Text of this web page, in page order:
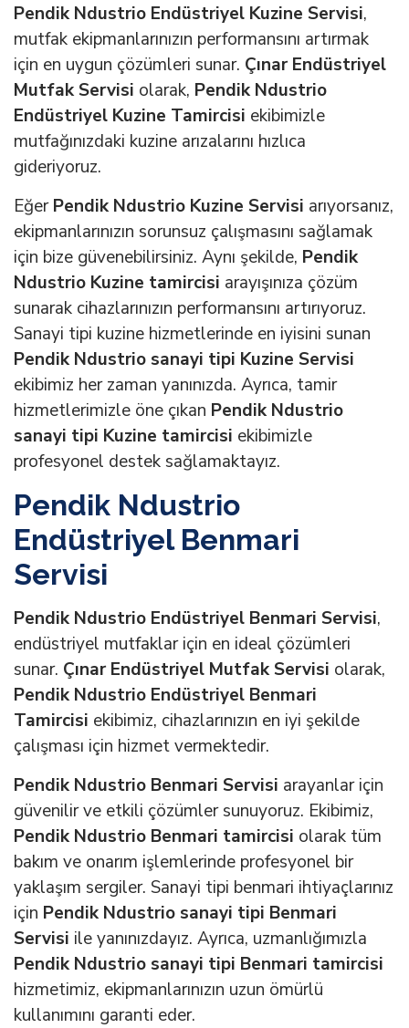
Pendik Ndustrio Endüstriyel Kuzine Servisi,
mutfak ekipmanlarınızın performansını artırmak
için en uygun çözümleri sunar. Çınar Endüstriyel
Mutfak Servisi olarak, Pendik Ndustrio
Endüstriyel Kuzine Tamircisi ekibimizle
mutfağınızdaki kuzine arızalarını hızlıca
gideriyoruz.
EğerPendik Ndustrio Kuzine Servisi arıyorsanız,
ekipmanlarınızın sorunsuz çalışmasını sağlamak
için bize güvenebilirsiniz. Aynı şekilde, Pendik
Ndustrio Kuzine tamircisi arayışınıza çözüm
sunarak cihazlarınızın performansını artırıyoruz.
Sanayi tipi kuzine hizmetlerinde en iyisini sunan
Pendik Ndustrio sanayi tipi Kuzine Servisi
ekibimiz her zaman yanınızda. Ayrıca, tamir
hizmetlerimizle öne çıkan Pendik Ndustrio
sanayi tipi Kuzine tamircisi ekibimizle
profesyonel destek sağlamaktayız.
Pendik Ndustrio
Endüstriyel Benmari
Servisi
Pendik Ndustrio Endüstriyel Benmari Servisi,
endüstriyel mutfaklar için en ideal çözümleri
sunar. Çınar Endüstriyel Mutfak Servisi olarak,
Pendik Ndustrio Endüstriyel Benmari
Tamircisi ekibimiz, cihazlarınızın en iyi şekilde
çalışması için hizmet vermektedir.
Pendik Ndustrio Benmari Servisi arayanlar için
güvenilir ve etkili çözümler sunuyoruz. Ekibimiz,
Pendik Ndustrio Benmari tamircisi olarak tüm
bakım ve onarım işlemlerinde profesyonel bir
yaklaşım sergiler. Sanayi tipi benmari ihtiyaçlarınız
için Pendik Ndustrio sanayi tipi Benmari
Servisi ile yanınızdayız. Ayrıca, uzmanlığımızla
Pendik Ndustrio sanayi tipi Benmari tamircisi
hizmetimiz, ekipmanlarınızın uzun ömürlü
kullanımını garanti eder.